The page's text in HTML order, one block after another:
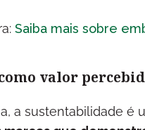
Saiba mais sobre
valor
a sustentabilidade é